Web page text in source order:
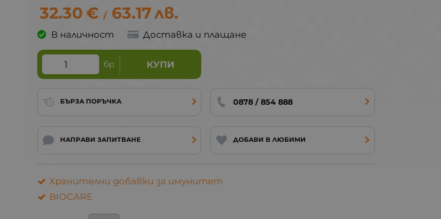
32.30€ / 63.17лв.
В наличност Доставка и плащане
бр КУПИ
БЪРЗА ПОРЪЧКА 0878 / 854 888
НАПРАВИ ЗАПИТВАНЕ ДОБАВИ В ЛЮБИМИ
Хранителни добавки за имунитет
BIOCARE